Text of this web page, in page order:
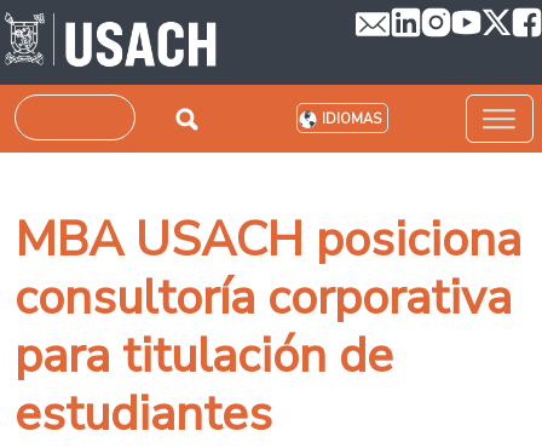
Pasar al contenido principal
Buscar IDIOMAS
MBA USACH posiciona
consultoría corporativa
para titulación de
estudiantes